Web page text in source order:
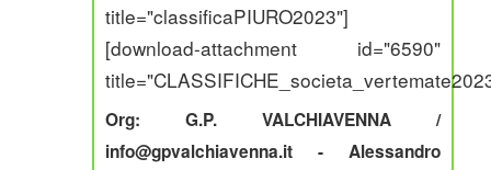
title="classificaPIURO2023"]
[download-attachment id="6590"
Org: G.P. VALCHIAVENNA /
info@gpvalchiavenna.it - Alessandro